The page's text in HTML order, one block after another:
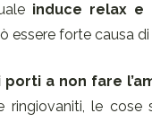
induce relax e
essere forte causa
porti a non fare
le